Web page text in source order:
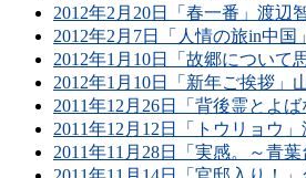
2012年2月20日「春一番」渡辺
2012年2月7日「人情の旅in中国
2012年1月10日「故郷について
2012年1月10日「新年ご挨拶」
2011年12月26日「背後霊とよ
2011年12月12日「トウリョウ
2011年11月28日「実感。～青